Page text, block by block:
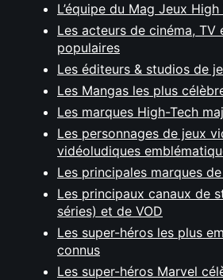
L’équipe du Mag Jeux High
Les acteurs de cinéma, TV
populaires
Les éditeurs & studios de
Les Mangas les plus
Les marques High-Tech
Les personnages de jeux
vidéoludiques
Les principales marques
Les principaux canaux de
séries) et de VOD
Les super-héros les plus
connus
Les super-héros Marvel